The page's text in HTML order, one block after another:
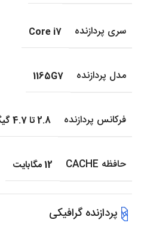
سری پردازنده Core i7
مدل پردازنده 1165G7
فرکانس پردازنده 2.8 تا 4.7 گیگاهرتز
حافظه CACHE 12 مگابایت
پردازنده گرافیکی